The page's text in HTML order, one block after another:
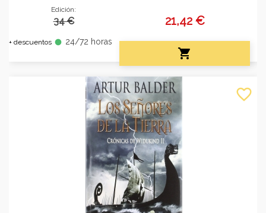
Edición:
34 €
+ descuentos fiber_manual_record 24/72 horas
21,42 €

favorite_border